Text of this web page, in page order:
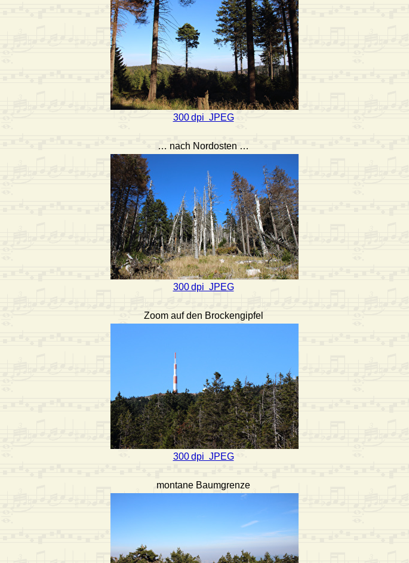
300 dpi JPEG
… nach Nordosten …
300 dpi JPEG
Zoom auf den Brockengipfel
300 dpi JPEG
montane Baumgrenze